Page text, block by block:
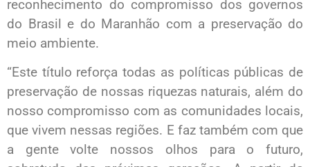
reconhecimento do compromisso dos governos
do Brasil e do Maranhão com a preservação do
meio ambiente.
“Este título reforça todas as políticas públicas de
preservação de nossas riquezas naturais, além do
nosso compromisso com as comunidades locais,
que vivem nessas regiões. E faz também com que
a gente volte nossos olhos para o futuro,